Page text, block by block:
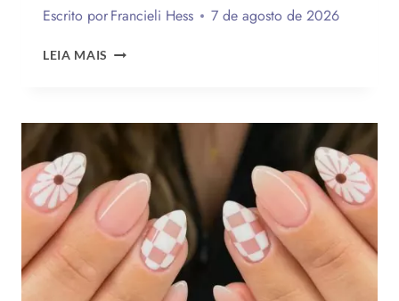
Escrito porFrancieli Hess 7 de agosto de 2026
LEIA MAIS LEMBRANCINHAS
PAIS
2026:
IDEIAS
DE
PRESENTES
CRIATIVOS
COM
PASSO
A